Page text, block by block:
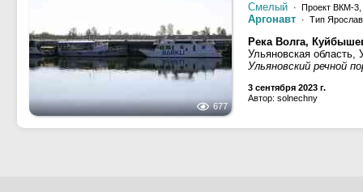
677
Смелый · Проект ВКМ-
Аргонавт · Тип
Река Волга,
Ульяновская область,
Ульяновский речной
3 сентября 2023 г.
Автор: solnechny